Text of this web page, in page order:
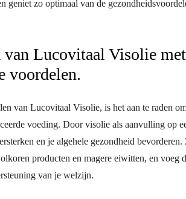
geniet zo optimaal van de
Lucovitaal Visolie
voordelen.
van Lucovitaal Visolie, is het aan te raden
voeding. Door visolie als aanvulling op
en je algehele gezondheid
producten en magere eiwitten, en voeg
van je welzijn.